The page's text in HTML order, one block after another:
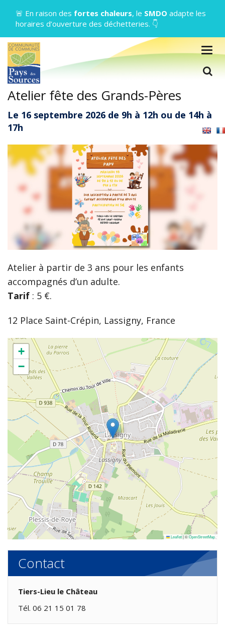
🚨 En raison des fortes chaleurs, le SMDO adapte les
horaires d’ouverture des déchetteries. 👇
Atelier fête des Grands-Pères
Le 16 septembre 2026 de 9h à 12h ou de 14h à
17h
Atelier à partir de 3 ans pour les enfants
accompagnés d’un adulte.
Tarif : 5 €.
12 Place Saint-Crépin, Lassigny, France
+
−
Leaflet|©OpenStreetMap
Contact
Tiers-Lieu le Château
Tél. 06 21 15 01 78